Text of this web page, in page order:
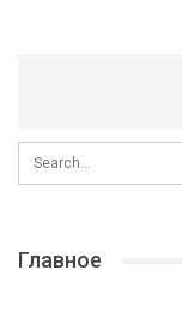
Главное